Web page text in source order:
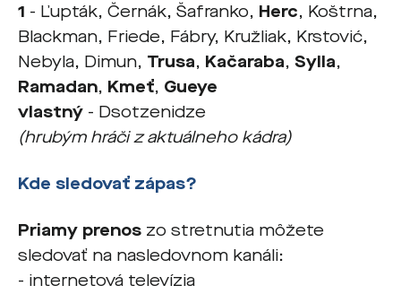
1 - Ľupták, Černák, Šafranko, Herc, Koštrna,
Blackman, Friede, Fábry, Kružliak, Krstović,
Nebyla, Dimun, Trusa, Kačaraba, Sylla,
Ramadan, Kmeť, Gueye
vlastný - Dsotzenidze
(hrubým hráči z aktuálneho kádra)
Kde sledovať zápas?
Priamy prenos zo stretnutia môžete
sledovať na nasledovnom kanáli:
- internetová televízia